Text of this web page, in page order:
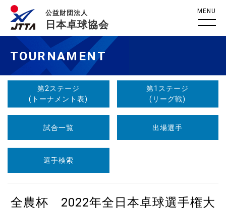
公益財団法人
日本卓球協会
MENU
TOURNAMENT
第2ステージ
(トーナメント表)
第1ステージ
(リーグ戦)
試合一覧 出場選手
選手検索
全農杯 2022年全日本卓球選手権大